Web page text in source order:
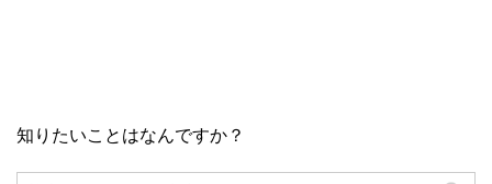
知りたいことはなんですか？